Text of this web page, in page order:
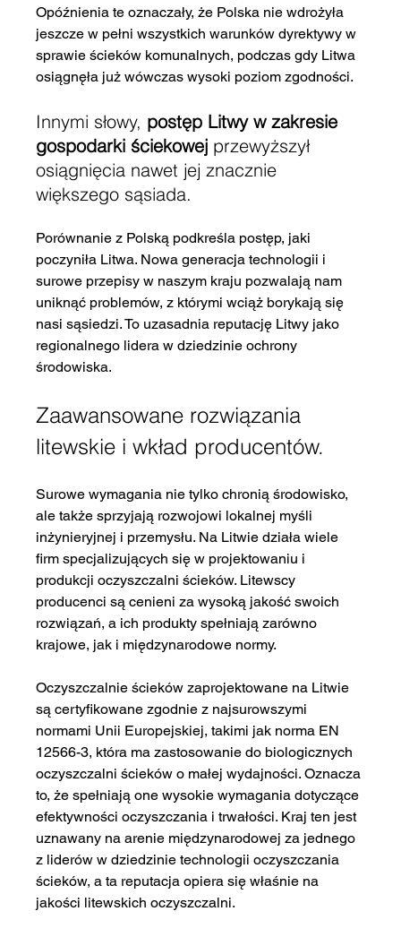
Opóźnienia te oznaczały, że Polska nie wdrożyła
jeszcze w pełni wszystkich warunków dyrektywy w
sprawie ścieków komunalnych, podczas gdy Litwa
osiągnęła już wówczas wysoki poziom zgodności.
Innymi słowy, postęp Litwy w zakresie
gospodarki ściekowej przewyższył
osiągnięcia nawet jej znacznie
większego sąsiada.
Porównanie z Polską podkreśla postęp, jaki
poczyniła Litwa. Nowa generacja technologii i
surowe przepisy w naszym kraju pozwalają nam
uniknąć problemów, z którymi wciąż borykają się
nasi sąsiedzi. To uzasadnia reputację Litwy jako
regionalnego lidera w dziedzinie ochrony
środowiska.
Zaawansowane rozwiązania
litewskie i wkład producentów.
Surowe wymagania nie tylko chronią środowisko,
ale także sprzyjają rozwojowi lokalnej myśli
inżynieryjnej i przemysłu. Na Litwie działa wiele
firm specjalizujących się w projektowaniu i
produkcji oczyszczalni ścieków. Litewscy
producenci są cenieni za wysoką jakość swoich
rozwiązań, a ich produkty spełniają zarówno
krajowe, jak i międzynarodowe normy.
Oczyszczalnie ścieków zaprojektowane na Litwie
są certyfikowane zgodnie z najsurowszymi
normami Unii Europejskiej, takimi jak norma EN
12566-3, która ma zastosowanie do biologicznych
oczyszczalni ścieków o małej wydajności. Oznacza
to, że spełniają one wysokie wymagania dotyczące
efektywności oczyszczania i trwałości. Kraj ten jest
uznawany na arenie międzynarodowej za jednego
z liderów w dziedzinie technologii oczyszczania
ścieków, a ta reputacja opiera się właśnie na
jakości litewskich oczyszczalni.